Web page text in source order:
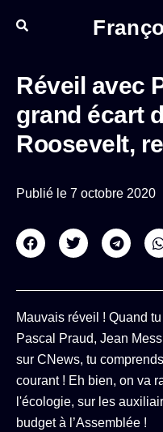
Réveil avec
grand écart
Roosevelt,
Publié le 7 octobre 2020
Mauvais réveil ! Quand
Pascal Praud, Jean
sur CNews, tu
courant ! Eh bien, on va
l'écologie, sur les
budget à l’Assemblée !